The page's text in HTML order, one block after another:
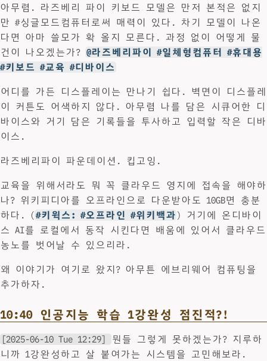
아무렴. 라즈베리 파이 키보드 모델은 만저 본적은 없지
만 #싱글모드컴퓨터로써 매력이 있다. 차기 모델이 나온
다면 아마 쓸모가 확 올지 모른다. 과정 없이 어떻게 물
건이 나오겠는가? @라즈베리파이 #일체형컴퓨터 #휴대용
#키보드 #교육 #디바이스
어디를 가든 디스플레이는 만나기 쉽다. 벽면이 디스플레
이 커튼도 어색하지 않다. 아무렴 나를 담은 시큐어한 디
바이스와 거기 담은 기록들을 투사하고 입력할 작은 디바
이스.
라즈베리파이 파운데이션. 킵고잉.
교육을 위해서라도 뭐 꼭 클라우드 영지에 접속을 해야하
나? 위키피디아를 오프라인으로 다운받아도 10GB면 충분
하다. (#키윅스: #오프라인 #위키백과) 거기에 온디바이
스 AI를 로컬에서 동작 시킨다면 배움에 있어서 클라우드
농노를 벗어날 수 있으리라.
왜 이야기가 여기로 왔지? 아무튼 에브리웨어 컴퓨팅을
추가하자.
10:40 인공지능 학습 1강완성 점진적?!
[2025-06-10 Tue 12:29]
뭔들 그렇게 못하겠는가? 지루하
니까 1강완성하고 살 붙여가는 시스템을 고민해보라.